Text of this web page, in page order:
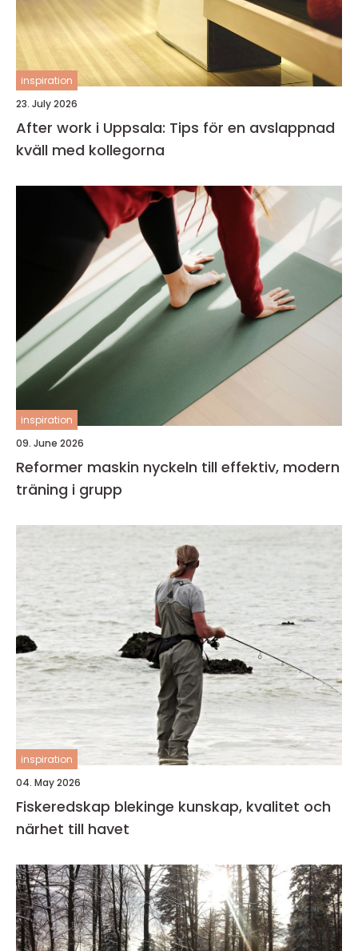
inspiration
23. July 2026
After work i Uppsala: Tips för en avslappnad
kväll med kollegorna
inspiration
09. June 2026
Reformer maskin nyckeln till effektiv, modern
träning i grupp
inspiration
04. May 2026
Fiskeredskap blekinge kunskap, kvalitet och
närhet till havet